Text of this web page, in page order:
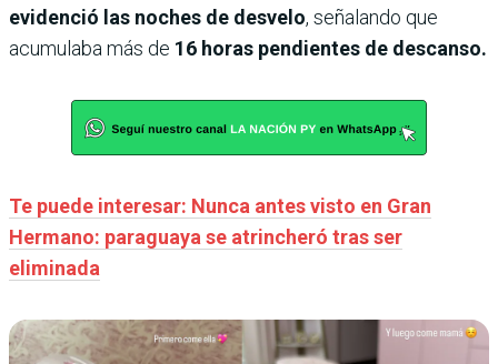
evidenció las noches de desvelo, señalando que
acumulaba más de 16 horas pendientes de descanso.
Te puede interesar: Nunca antes visto en Gran
Hermano: paraguaya se atrincheró tras ser
eliminada